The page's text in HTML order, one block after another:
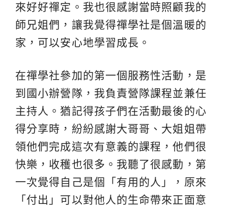
來好好禪定。我也很感謝當時照顧我的
師兄姐們，讓我覺得禪學社是個溫暖的
家，可以安心地學習成長。
在禪學社參加的第一個服務性活動，是
到國小辦營隊，我負責營隊課程並兼任
主持人。猶記得孩子們在活動最後的心
得分享時，紛紛感謝大哥哥、大姐姐帶
領他們完成這次有意義的課程，他們很
快樂，收穫也很多。我聽了很感動，第
一次覺得自己是個「有用的人」，原來
「付出」可以對他人的生命帶來正面意